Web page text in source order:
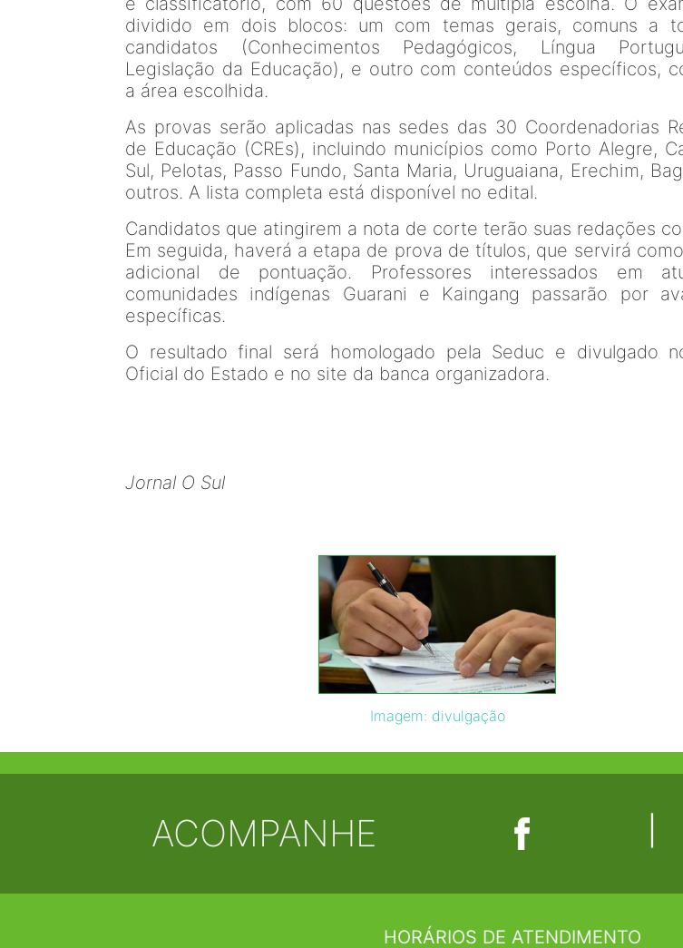
dividido em dois blocos: um com temas gerais, comuns a
candidatos (Conhecimentos Pedagógicos, Língua
Legislação da Educação), e outro com conteúdos específicos,
a área escolhida.
As provas serão aplicadas nas sedes das 30 Coordenadorias
de Educação (CREs), incluindo municípios como Porto Alegre,
Sul, Pelotas, Passo Fundo, Santa Maria, Uruguaiana, Erechim,
outros. A lista completa está disponível no edital.
Candidatos que atingirem a nota de corte terão suas redações
Em seguida, haverá a etapa de prova de títulos, que servirá
adicional de pontuação. Professores interessados em
comunidades indígenas Guarani e Kaingang passarão por
específicas.
O resultado final será homologado pela Seduc e divulgado
Oficial do Estado e no site da banca organizadora.
Jornal O Sul
Imagem: divulgação
ACOMPANHE
HORÁRIOS DE ATENDIMENTO